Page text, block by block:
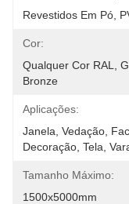
Revestidos Em Pó,
Cor:
Qualquer Cor RAL,
Bronze
Aplicações:
Janela, Vedação,
Decoração, Tela,
Tamanho Máximo:
1500x5000mm